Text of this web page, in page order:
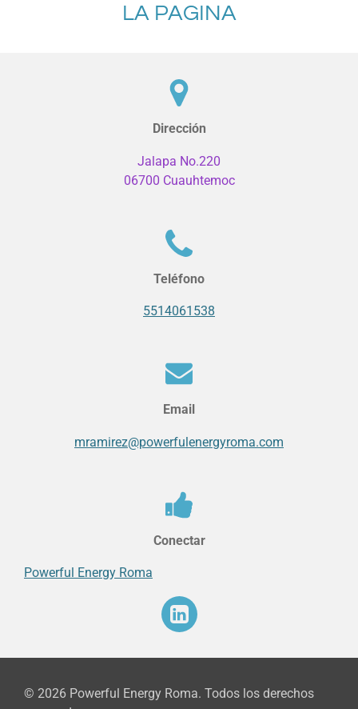
LA PAGINA
Dirección
Jalapa No.220
06700 Cuauhtemoc
Teléfono
5514061538
Email
mramirez@powerfulenergyroma.com
Conectar
Powerful Energy Roma
© 2026 Powerful Energy Roma. Todos los derechos